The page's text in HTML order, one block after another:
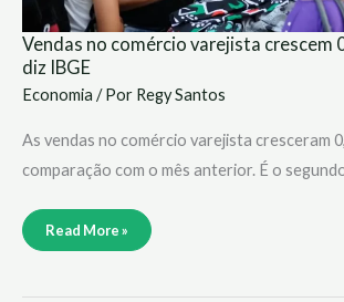
Vendas no comércio varejista crescem
diz IBGE
Economia / Por Regy Santos
As vendas no comércio varejista cresceram
comparação com o mês anterior. É o
Read More »